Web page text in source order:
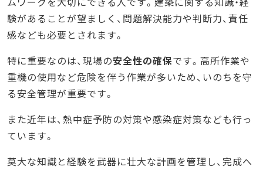
験があることが望ましく、問題解決能力や判断力、責任
感なども必要とされます。
特に重要なのは、現場の安全性の確保です。高所作業や
重機の使用など危険を伴う作業が多いため、いのちを守
る安全管理が重要です。
また近年は、熱中症予防の対策や感染症対策なども行っ
ています。
莫大な知識と経験を武器に壮大な計画を管理し、完成へ